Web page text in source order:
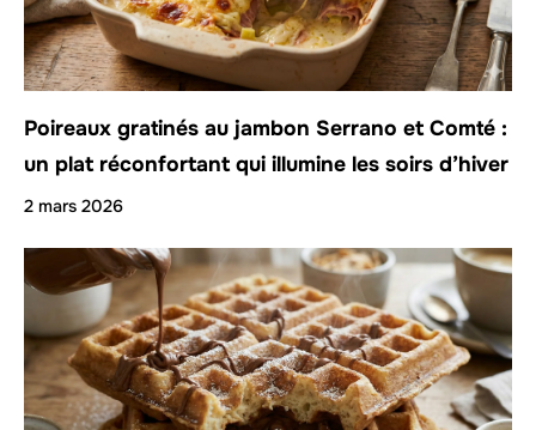
Poireaux gratinés au jambon Serrano et Comté :
un plat réconfortant qui illumine les soirs d’hiver
2 mars 2026